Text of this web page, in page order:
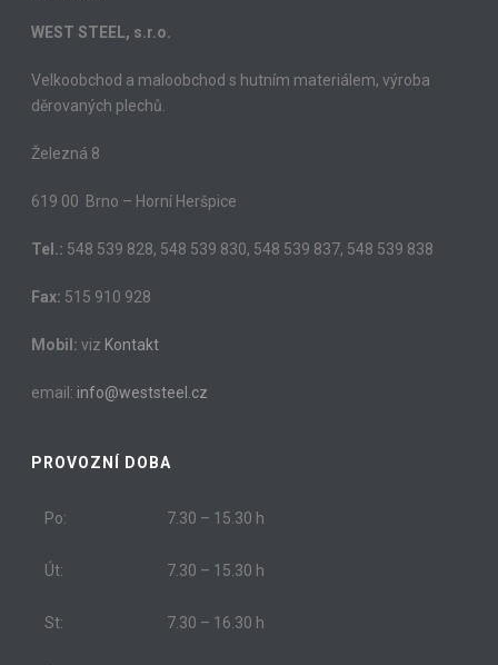
WEST STEEL, s.r.o.
Velkoobchod a maloobchod s hutním materiálem, výroba
děrovaných plechů.
Železná 8
619 00 Brno – Horní Heršpice
Tel.: 548 539 828, 548 539 830, 548 539 837, 548 539 838
Fax: 515 910 928
Mobil: viz Kontakt
email: info@weststeel.cz
PROVOZNÍ DOBA
Po: 7.30 – 15.30 h
Út: 7.30 – 15.30 h
St: 7.30 – 16.30 h